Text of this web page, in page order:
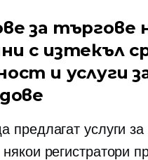
за търгове
с изтекъл
и услуги
предлагат услуги за
регистратори